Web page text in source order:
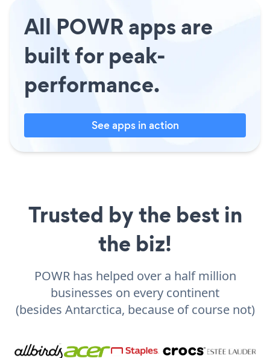
All POWR apps are
built for peak-
performance.
See apps in action
Trusted by the best in
the biz!
POWR has helped over a half million
businesses on every continent
(besides Antarctica, because of course not)